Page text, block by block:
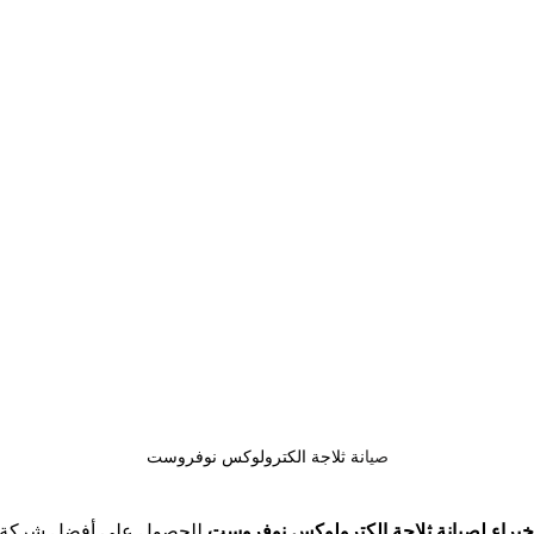
صيانة ثلاجة الكترولوكس نوفروست